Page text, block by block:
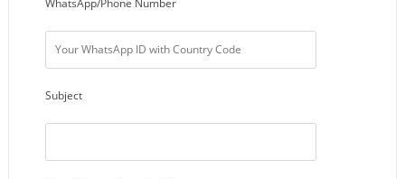
WhatsApp/Phone Number
Subject